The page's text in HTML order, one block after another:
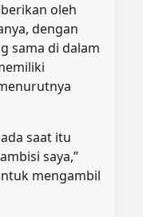
oleh
dengan
sama di dalam
saat itu
saya,”
mengambil